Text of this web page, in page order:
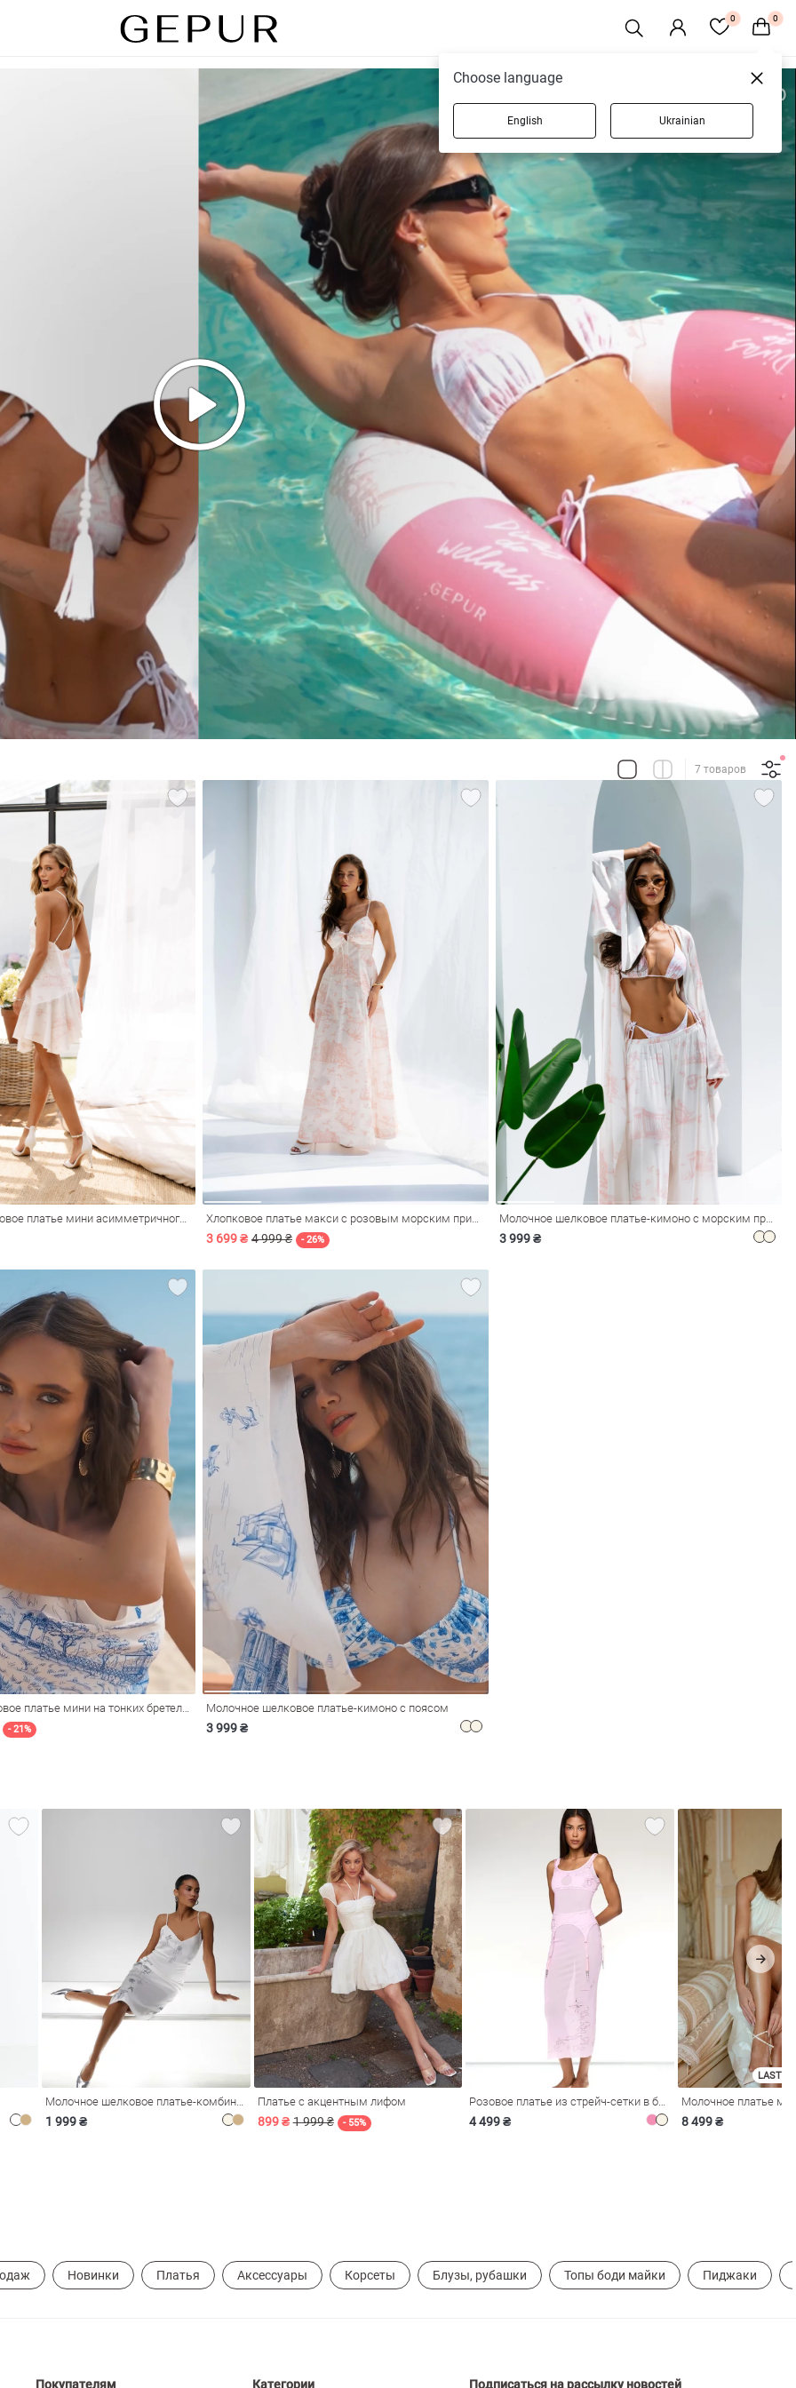
0 0
7 товаров
Молочное сатиновое платье мини асимметричного кроя с принтом
3 699 ₴ 4 999 ₴ - 26% 3 999 ₴
- 21%
Молочное шелковое платье-кимоно с поясом
3 999 ₴
Молочное шелковое платье-комбинация Душа
1 999 ₴
Платье с акцентным лифом
899 ₴ 1 999 ₴ - 55%
Розовое платье из стрейч-сетки в бельевом стиле
4 499 ₴
LAST
8 499 ₴
Новинки Платья Аксессуары Корсеты Блузы, рубашки Топы боди майки Пиджаки
Покупателям Категории Подписаться на рассылку новостей
Choose language
English Ukrainian